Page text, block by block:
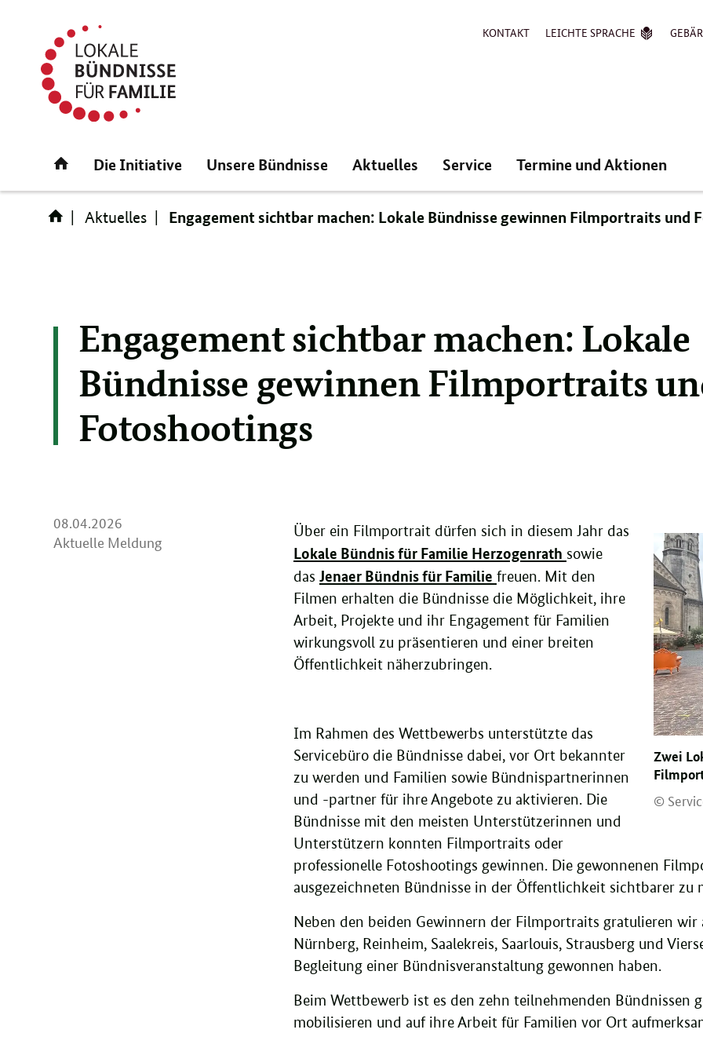
Direktlink:
KONTAKT LEICHTE SPRACHE
Startseite
Die Initiative Unsere Bündnisse Aktuelles Service Termine und Aktionen
Aktuelles Engagement sichtbar machen: Lokale Bündnisse gewinnen Filmportraits und
Engagement sichtbar machen: Lokale
Bündnisse gewinnen Filmportraits
Fotoshootings
08.04.2026
04.
Aktuelle Meldung
Zwei
©
Über ein Filmportrait dürfen sich in diesem Jahr das
Lokale Bündnis für Familie Herzogenrath sowie
das Jenaer Bündnis für Familie freuen. Mit den
Filmen erhalten die Bündnisse die Möglichkeit, ihre
Arbeit, Projekte und ihr Engagement für Familien
wirkungsvoll zu präsentieren und einer breiten
Öffentlichkeit näherzubringen.
Im Rahmen des Wettbewerbs unterstützte das
Servicebüro die Bündnisse dabei, vor Ort bekannter
zu werden und Familien sowie Bündnispartnerinnen
und -partner für ihre Angebote zu aktivieren. Die
Bündnisse mit den meisten Unterstützerinnen und
Unterstützern konnten Filmportraits oder
professionelle Fotoshootings gewinnen. Die gewonnenen
ausgezeichneten Bündnisse in der Öffentlichkeit sichtbarer zu
Neben den beiden Gewinnern der Filmportraits gratulieren wir
Nürnberg, Reinheim, Saalekreis, Saarlouis, Strausberg und
Begleitung einer Bündnisveranstaltung gewonnen haben.
Beim Wettbewerb ist es den zehn teilnehmenden Bündnissen
mobilisieren und auf ihre Arbeit für Familien vor Ort